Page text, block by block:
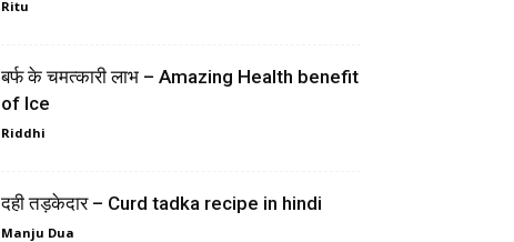
Ritu
बर्फ के चमत्कारी लाभ – Amazing Health benefit
of Ice
Riddhi
दही तड़केदार – Curd tadka recipe in hindi
Manju Dua